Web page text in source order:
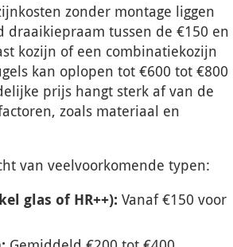
zonder montage liggen
draaikiepraam tussen de €150 en
kozijn of een combinatiekozijn
kan oplopen tot €600 tot €800
prijs hangt sterk af van de
zoals materiaal en
van veelvoorkomende typen:
glas of HR++): Vanaf €150 voor